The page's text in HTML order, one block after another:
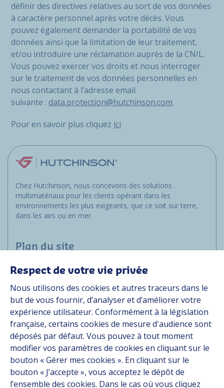
définir des directives relatives au sort de vos données
à caractère personnel après votre décès. Vous
pouvez également demander la portabilité de vos
données ainsi que la limitation de leur traitement,
et/ou introduire une réclamation auprès de la CNIL.
Vous pouvez exercer vos droits et nous interroger
sur le traitement de vos données personnelles en
nous contactant à l’adresse email
suivante : data.protection@hutchinson.com.
Pour en savoir plus cliquez ici
Chez Hutchinson, nous concevons des solutions
multimatériaux pour les clients opérant dans les
environnements les plus exigeants, que ce soit sur terre,
dans les airs ou en mer.
Plan du site
Marchés
Solutions
Ressources
À propos
Carrière
Contact
Suivez-nous
Respect de votre vie privée
Nous utilisons des cookies et autres traceurs dans le
but de vous fournir, d’analyser et d’améliorer votre
expérience utilisateur. Conformément à la législation
française, certains cookies de mesure d'audience sont
déposés par défaut. Vous pouvez à tout moment
modifier vos paramètres de cookies en cliquant sur le
bouton « Gérer mes cookies ». En cliquant sur le
bouton « J’accepte », vous acceptez le dépôt de
l’ensemble des cookies. Dans le cas où vous cliquez